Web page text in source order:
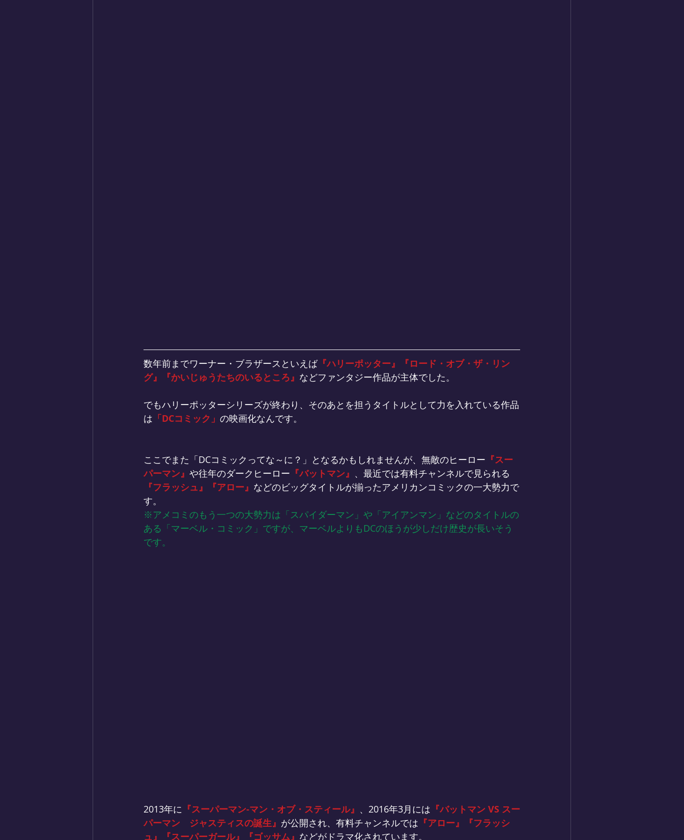
数年前までワーナー・ブラザースといえば『ハリーポッター』『ロード・オブ・ザ・リン
グ』『かいじゅうたちのいるところ』 などファンタジー作品が主体でした。
でもハリーポッターシリーズが終わり、そのあとを担うタイトルとして力を入れている作品
は 「DCコミック」 の映画化なんです。
ここでまた「DCコミックってな～に？」となるかもしれませんが、無敵のヒーロー 『スー
パーマン』 や往年のダークヒーロー 『バットマン』 、最近では有料チャンネルで見られる
『フラッシュ』『アロー』 などのビッグタイトルが揃ったアメリカンコミックの一大勢力で
す。
※アメコミのもう一つの大勢力は「スパイダーマン」や「アイアンマン」などのタイトルの
ある「マーベル・コミック」ですが、マーベルよりもDCのほうが少しだけ歴史が長いそう
です。
2013年に 『スーパーマン-マン・オブ・スティール』 、2016年3月には 『バットマン VS スー
パーマン　ジャスティスの誕生』 が公開され、有料チャンネルでは 『アロー』『フラッシ
ュ』『スーパーガール』『ゴッサム』 などがドラマ化されています。